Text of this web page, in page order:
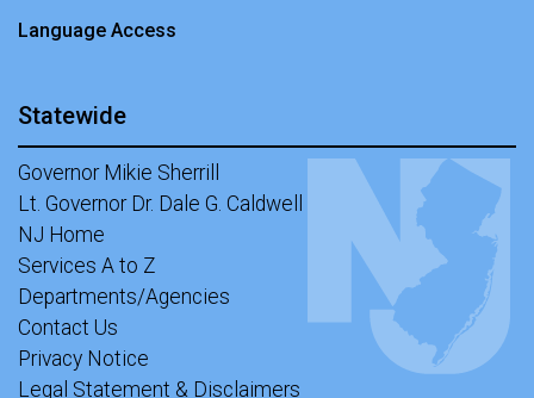
Language Access
Statewide
Governor Mikie Sherrill
Lt. Governor Dr. Dale G. Caldwell
NJ Home
Services A to Z
Departments/Agencies
Contact Us
Privacy Notice
Legal Statement & Disclaimers